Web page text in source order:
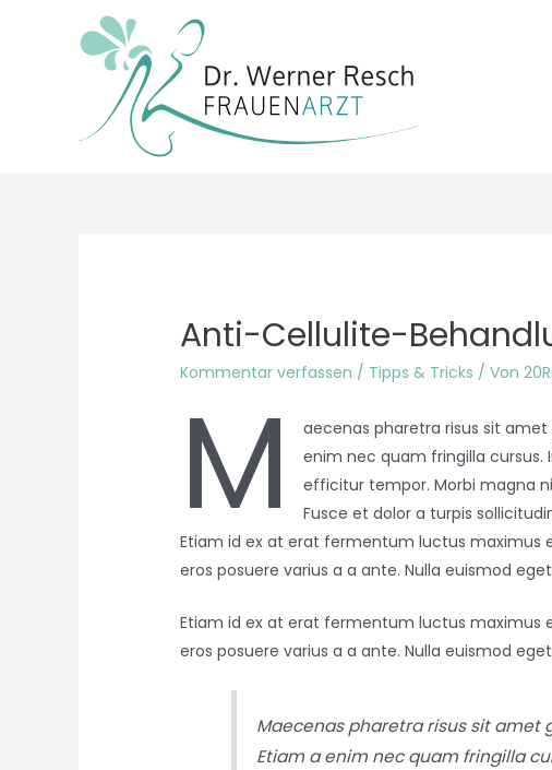
Anti-Cellulite-
Kommentar verfassen / Tipps & Tricks / Von
M
aecenas pharetra risus sit
enim nec quam fringilla cursus.
efficitur tempor. Morbi magna
Fusce et dolor a turpis
Etiam id ex at erat fermentum luctus maximus
eros posuere varius a a ante. Nulla euismod
Etiam id ex at erat fermentum luctus maximus
eros posuere varius a a ante. Nulla euismod
Maecenas pharetra risus sit amet
Etiam a enim nec quam fringilla